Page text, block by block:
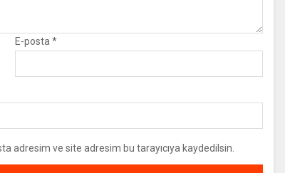
E-posta *
adresim ve site adresim bu tarayıcıya kaydedilsin.